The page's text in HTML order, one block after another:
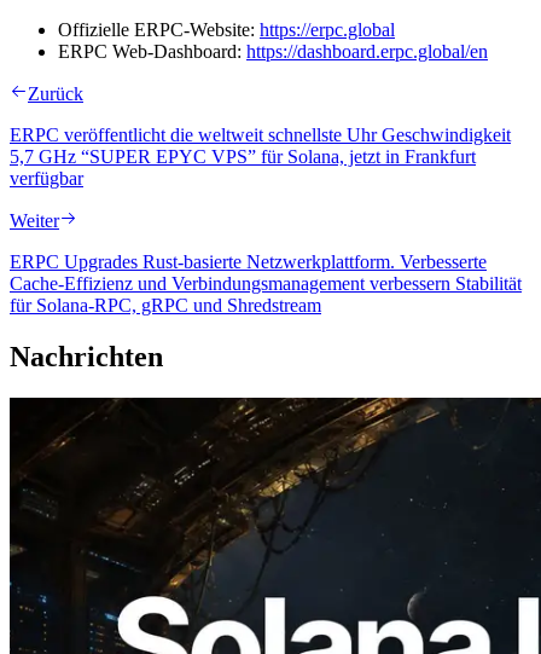
Offizielle ERPC-Website: https://erpc.global
ERPC Web-Dashboard: https://dashboard.erpc.global/en
Zurück
ERPC veröffentlicht die weltweit schnellste Uhr Geschwindigkeit
5,7 GHz “SUPER EPYC VPS” für Solana, jetzt in Frankfurt
verfügbar
Weiter
ERPC Upgrades Rust-basierte Netzwerkplattform. Verbesserte
Cache-Effizienz und Verbindungsmanagement verbessern Stabilität
für Solana-RPC, gRPC und Shredstream
Nachrichten